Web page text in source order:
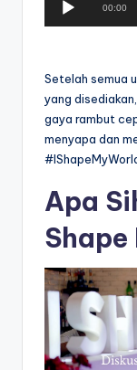
00:00
Setelah semua
yang
gaya rambut
menyapa dan
Apa
Shape